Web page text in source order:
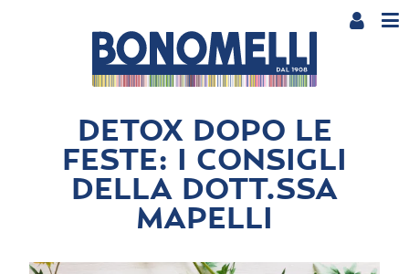
DETOX DOPO LE
FESTE: I CONSIGLI
DELLA DOTT.SSA
MAPELLI